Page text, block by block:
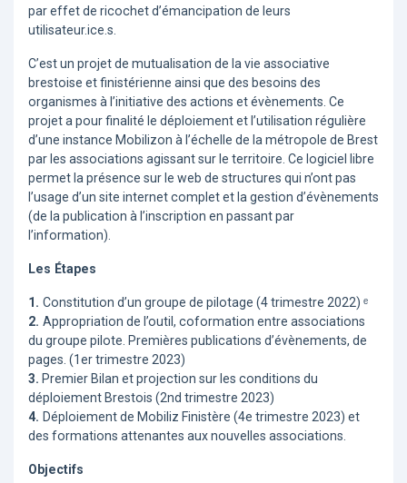
par effet de ricochet d’émancipation de leurs
utilisateur.ice.s.
C’est un projet de mutualisation de la vie associative
brestoise et finistérienne ainsi que des besoins des
organismes à l’initiative des actions et évènements. Ce
projet a pour finalité le déploiement et l’utilisation régulière
d’une instance Mobilizon à l’échelle de la métropole de Brest
par les associations agissant sur le territoire. Ce logiciel libre
permet la présence sur le web de structures qui n’ont pas
l’usage d’un site internet complet et la gestion d’évènements
(de la publication à l’inscription en passant par
l’information).
Les Étapes
1. Constitution d’un groupe de pilotage (4 trimestre 2022) ᵉ
2. Appropriation de l’outil, coformation entre associations
du groupe pilote. Premières publications d’évènements, de
pages. (1er trimestre 2023)
3. Premier Bilan et projection sur les conditions du
déploiement Brestois (2nd trimestre 2023)
4. Déploiement de Mobiliz Finistère (4e trimestre 2023) et
des formations attenantes aux nouvelles associations.
Objectifs